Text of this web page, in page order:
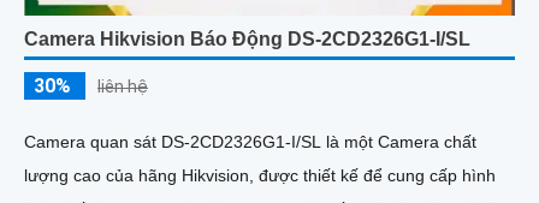
Camera Hikvision Báo Động DS-2CD2326G1-I/SL
30% liên hệ
Camera quan sát DS-2CD2326G1-I/SL là một Camera chất
lượng cao của hãng Hikvision, được thiết kế để cung cấp hình